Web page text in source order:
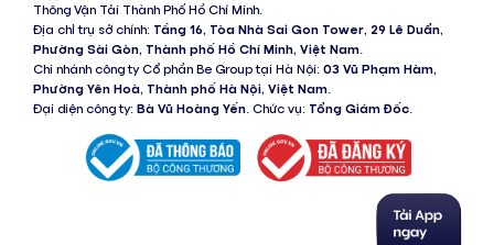
Thông Vận Tải Thành Phố Hồ Chí Minh.
Địa chỉ trụ sở chính: Tầng 16, Tòa Nhà Sai Gon Tower, 29 Lê Duẩn,
Phường Sài Gòn, Thành phố Hồ Chí Minh, Việt Nam.
Chi nhánh công ty Cổ phần Be Group tại Hà Nội: 03 Vũ Phạm Hàm,
Phường Yên Hoà, Thành phố Hà Nội, Việt Nam.
Đại diện công ty: Bà Vũ Hoàng Yến. Chức vụ: Tổng Giám Đốc.